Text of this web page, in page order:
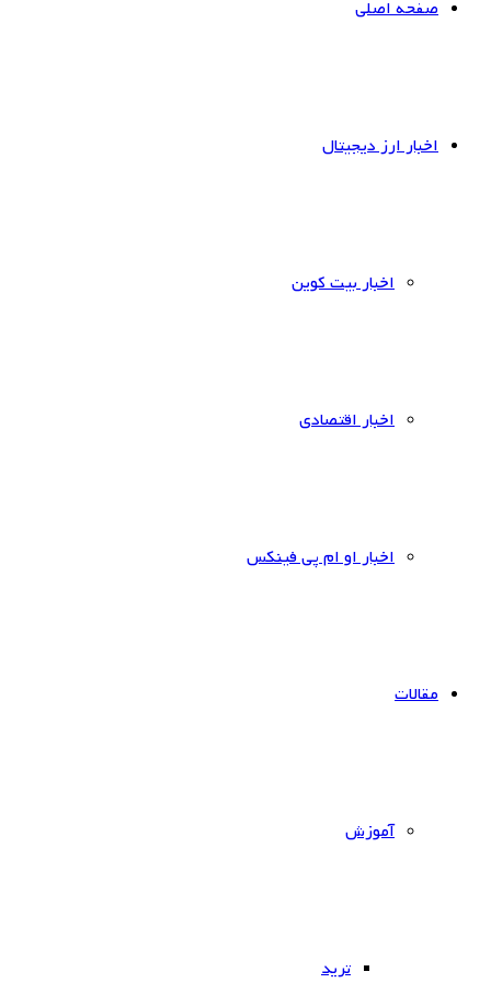
صفحه اصلی
اخبار ارز دیجیتال
اخبار بیت کوین
اخبار اقتصادی
اخبار او ام پی فینکس
مقالات
آموزش
ترید